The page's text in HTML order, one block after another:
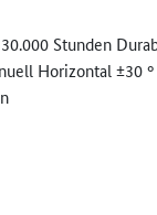
Stunden
Horizontal ±30 °